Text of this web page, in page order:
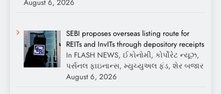
August 6, 2026
SEBI proposes overseas listing route for
REITs and InvITs through depository receipts
In FLASH NEWS, ઈકોનોમી, કોર્પોરેટ ન્યૂઝ,
પર્સનલ ફાઇનાન્સ, મ્યુચ્યુઅલ ફંડ, શેર બજાર
August 6, 2026